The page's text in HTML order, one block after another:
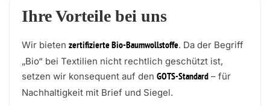
Ihre Vorteile bei uns
Wir bieten zertifizierte Bio-Baumwollstoffe. Da der Begriff
„Bio“ bei Textilien nicht rechtlich geschützt ist,
setzen wir konsequent auf den GOTS-Standard – für
Nachhaltigkeit mit Brief und Siegel.